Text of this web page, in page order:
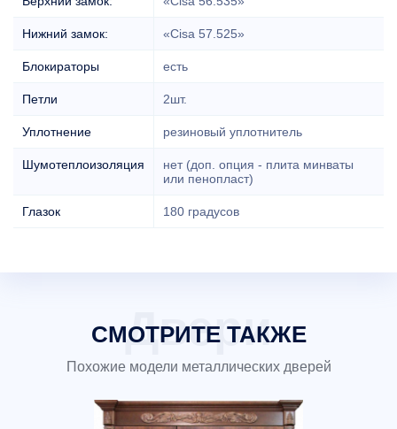
Нижний замок: «Cisa 57.525»
Блокираторы есть
Петли 2шт.
Уплотнение резиновый уплотнитель
Шумотеплоизоляция
нет (доп. опция - плита минваты
или пенопласт)
Глазок 180 градусов
СМОТРИТЕ ТАКЖЕ
Похожие модели металлических дверей